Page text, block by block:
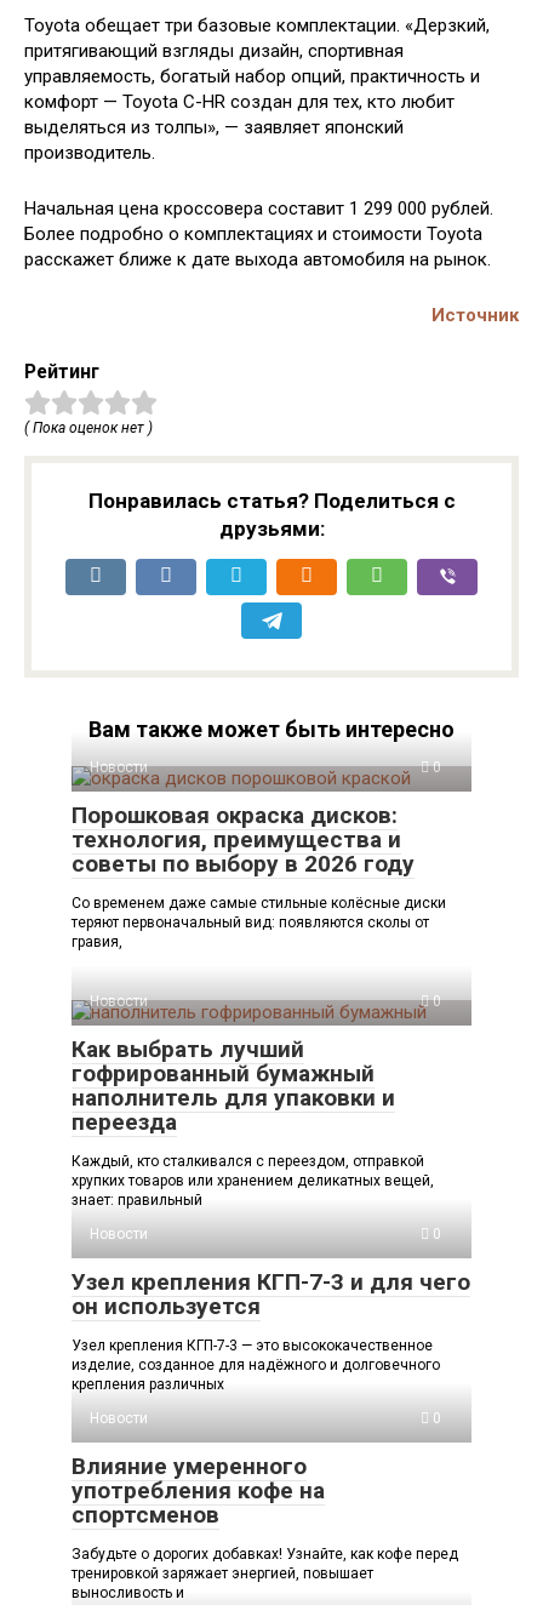
Toyota обещает три базовые комплектации. «Дерзкий,
притягивающий взгляды дизайн, спортивная
управляемость, богатый набор опций, практичность и
комфорт — Toyota C-HR создан для тех, кто любит
выделяться из толпы», — заявляет японский
производитель.
Начальная цена кроссовера составит 1 299 000 рублей.
Более подробно о комплектациях и стоимости Toyota
расскажет ближе к дате выхода автомобиля на рынок.
Источник
Рейтинг
( Пока оценок нет )
Понравилась статья? Поделиться с
друзьями:
Вам также может быть интересно
Новости 0
Порошковая окраска дисков:
технология, преимущества и
советы по выбору в 2026 году
Со временем даже самые стильные колёсные диски
теряют первоначальный вид: появляются сколы от
гравия,
Новости 0
Как выбрать лучший
гофрированный бумажный
наполнитель для упаковки и
переезда
Каждый, кто сталкивался с переездом, отправкой
хрупких товаров или хранением деликатных вещей,
знает: правильный
Новости
0
Узел крепления КГП-7-3 и для чего
он используется
Узел крепления КГП-7-3 — это высококачественное
изделие, созданное для надёжного и долговечного
крепления различных
Новости
0
Влияние умеренного
употребления кофе на
спортсменов
Забудьте о дорогих добавках! Узнайте, как кофе перед
тренировкой заряжает энергией, повышает
выносливость и